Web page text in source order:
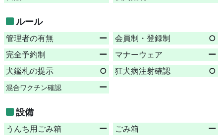
ルール
管理者の有無 ー 会員制・登録制
○
完全予約制
ー マナーウェア
ー
犬鑑札の提示
○ 狂犬病注射確認 ○
混合ワクチン確認 ー
設備
うんち用ごみ箱 ー ごみ箱
ー